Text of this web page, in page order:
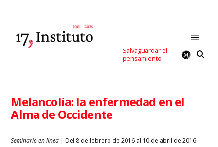
Salvaguardar el
pensamiento
Melancolía: la enfermedad en el
Alma de Occidente
Seminario en línea | Del 8 de febrero de 2016 al 10 de abril de 2016